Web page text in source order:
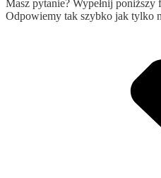
Masz pytanie? Wypełnij poniższy
Odpowiemy tak szybko jak tylko